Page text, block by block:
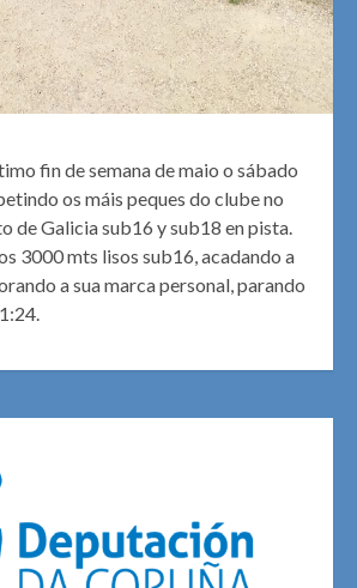
fin de semana de maio o sábado
os máis peques do clube no
de Galicia sub16 y sub18 en pista.
3000 mts lisos sub16, acadando a
a sua marca personal, parando